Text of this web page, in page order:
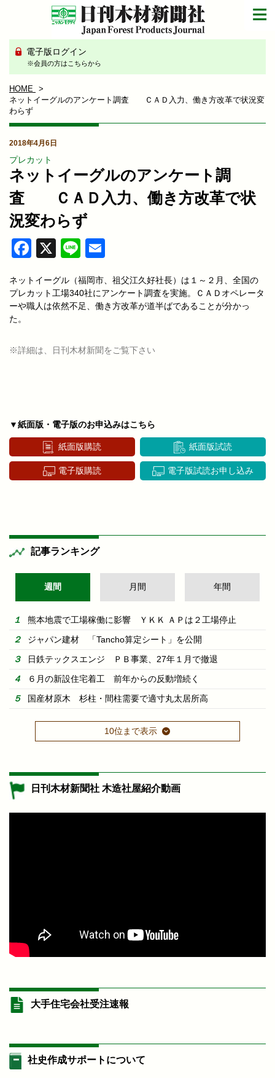
電子版ログイン
※会員の方はこちらから
HOME
ネットイーグルのアンケート調査 ＣＡＤ入力、働き方改革で状況変
わらず
2018年4月6日
プレカット
ネットイーグルのアンケート調
査 ＣＡＤ入力、働き方改革で状
況変わらず
Facebook
X Line
ネットイーグル（福岡市、祖父江久好社長）は１～２月、全国の
プレカット工場340社にアンケート調査を実施。ＣＡＤオペレータ
ーや職人は依然不足、働き方改革が道半ばであることが分かっ
た。
※詳細は、日刊木材新聞をご覧下さい
▼紙面版・電子版のお申込みはこちら
紙面版購読 紙面版試読
電子版購読 電子版試読お申し込み
記事ランキング
週間 月間 年間
熊本地震で工場稼働に影響 ＹＫＫ ＡＰは２工場停止
ジャパン建材 「Tancho算定シート」を公開
日鉄テックスエンジ ＰＢ事業、27年１月で撤退
６月の新設住宅着工 前年からの反動増続く
国産材原木 杉柱・間柱需要で適寸丸太居所高
10位まで表示
日刊木材新聞社 木造社屋紹介動画
大手住宅会社受注速報
社史作成サポートについて